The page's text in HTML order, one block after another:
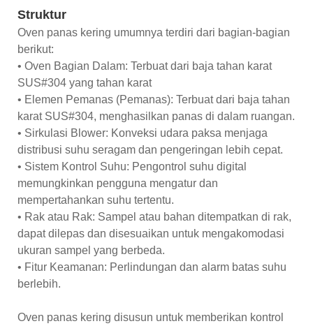
Struktur
Oven panas kering umumnya terdiri dari bagian-bagian
berikut:
• Oven Bagian Dalam: Terbuat dari baja tahan karat
SUS#304 yang tahan karat
• Elemen Pemanas (Pemanas): Terbuat dari baja tahan
karat SUS#304, menghasilkan panas di dalam ruangan.
• Sirkulasi Blower: Konveksi udara paksa menjaga
distribusi suhu seragam dan pengeringan lebih cepat.
• Sistem Kontrol Suhu: Pengontrol suhu digital
memungkinkan pengguna mengatur dan
mempertahankan suhu tertentu.
• Rak atau Rak: Sampel atau bahan ditempatkan di rak,
dapat dilepas dan disesuaikan untuk mengakomodasi
ukuran sampel yang berbeda.
• Fitur Keamanan: Perlindungan dan alarm batas suhu
berlebih.
Oven panas kering disusun untuk memberikan kontrol